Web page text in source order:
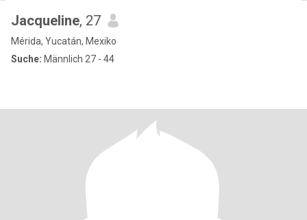
Jacqueline, 27
Mérida, Yucatán, Mexiko
Suche: Männlich 27 - 44